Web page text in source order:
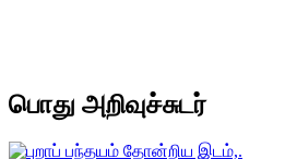
பொது அறிவுச்சுடர்